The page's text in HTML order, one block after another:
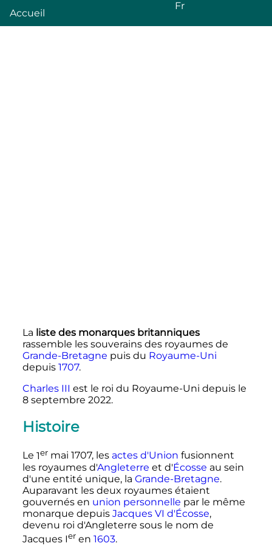
Accueil
Fr
La liste des monarques britanniques
rassemble les souverains des royaumes de
Grande-Bretagne puis du Royaume-Uni
depuis 1707.
Charles III est le roi du Royaume-Uni depuis le
8 septembre 2022.
Histoire
Le 1ermai 1707, les actes d'Union fusionnent
les royaumes d'Angleterre et d'Écosse au sein
d'une entité unique, la Grande-Bretagne.
Auparavant les deux royaumes étaient
gouvernés en union personnelle par le même
monarque depuis Jacques VI d'Écosse,
devenu roi d'Angleterre sous le nom de
Jacques Ieren 1603.